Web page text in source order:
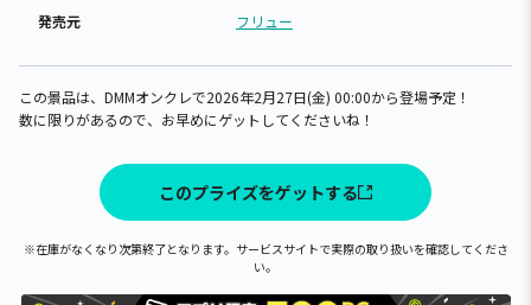
発売元 フリュー
この景品は、DMMオンクレで2026年2月27日(金) 00:00から登場予定！
数に限りがあるので、お早めにゲットしてくださいね！
このプライズをゲットする
※在庫がなくなり次第終了となります。サービスサイトで実際の取り扱いを確認してくださ
い。